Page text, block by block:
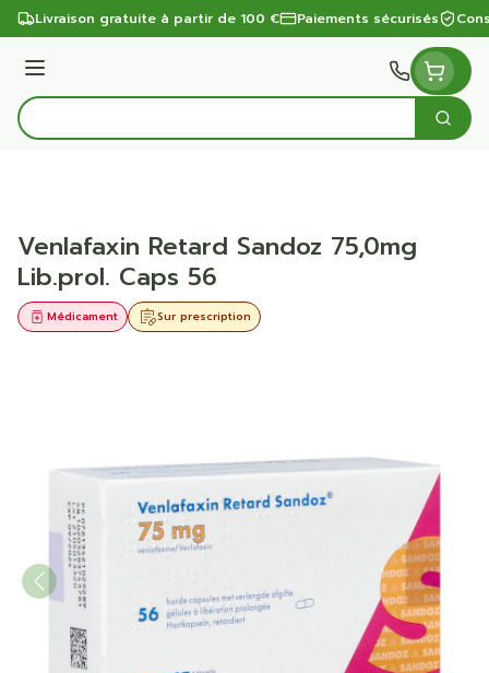
Aller au contenu
Livraison gratuite à partir de 100 € Paiements sécurisés
Menu
Rechercher
Venlafaxin Retard Sandoz 75,0mg
Lib.prol. Caps 56
Sur prescription
Médicament